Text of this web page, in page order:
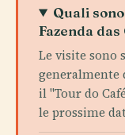
Quali
Fazenda das
Le visite sono
il "Tour do
le prossime